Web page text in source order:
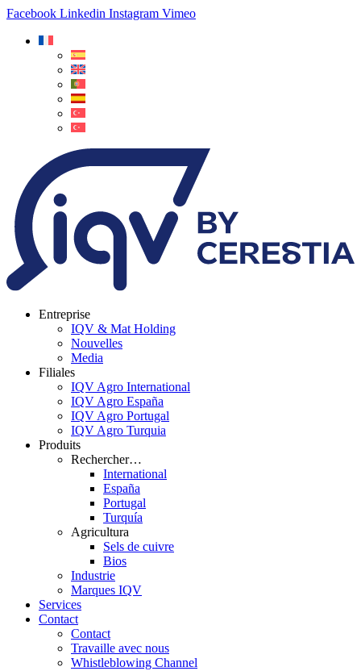
Facebook Linkedin Instagram Vimeo
Entreprise
IQV & Mat Holding
Nouvelles
Media
Filiales
IQV Agro International
IQV Agro España
IQV Agro Portugal
IQV Agro Turquia
Produits
Rechercher…
International
España
Portugal
Turquía
Agricultura
Sels de cuivre
Bios
Industrie
Marques IQV
Services
Contact
Contact
Travaille avec nous
Whistleblowing Channel